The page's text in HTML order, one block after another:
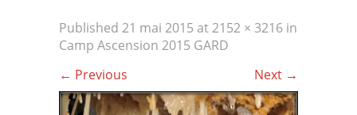
Published 21 mai 2015 at 2152 × 3216 in
Camp Ascension 2015 GARD
← Previous Next →